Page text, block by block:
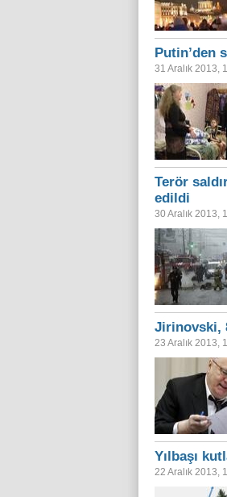
Putin’den
31 Aralık 2013,
Terör
edildi
30 Aralık 2013,
Jirinovski,
23 Aralık 2013,
Yılbaşı
22 Aralık 2013,